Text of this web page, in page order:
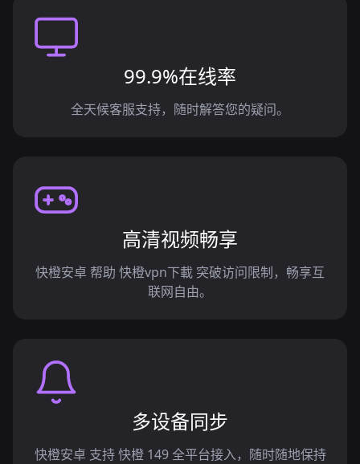
99.9%在线率
全天候客服支持，随时解答您的疑问。
高清视频畅享
快橙安卓 帮助 快橙vpn下載 突破访问限制，畅享互
联网自由。
多设备同步
快橙安卓 支持 快橙 149 全平台接入，随时随地保持